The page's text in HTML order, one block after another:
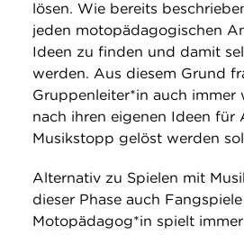
lösen. Wie bereits
jeden motopädagogischen
Ideen zu finden und damit
werden. Aus diesem Grund
Gruppenleiter*in auch immer
nach ihren eigenen Ideen für
Musikstopp gelöst werden
Alternativ zu Spielen mit
dieser Phase auch
Motopädagog*in spielt